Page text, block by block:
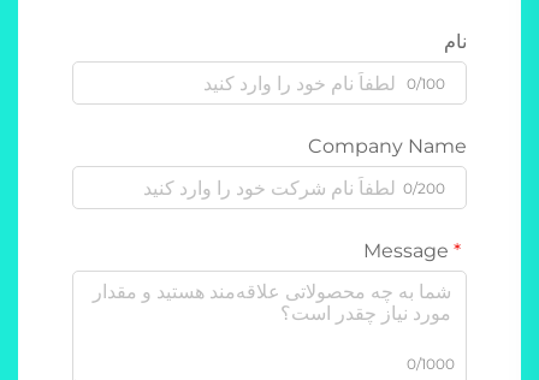
نام
0/100
Company Name
0/200
0/1000